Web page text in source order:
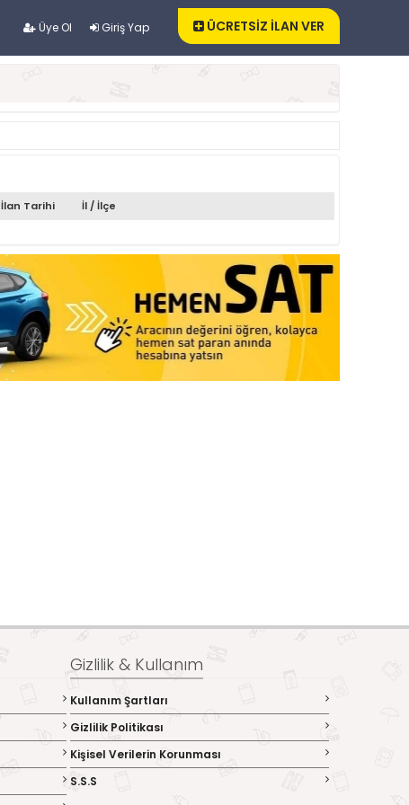
Üye Ol Giriş Yap ÜCRETSİZ İLAN VER
İlan Tarihi İl / İlçe
Gizlilik & Kullanım
Kullanım Şartları
Gizlilik Politikası
Kişisel Verilerin Korunması
S.S.S